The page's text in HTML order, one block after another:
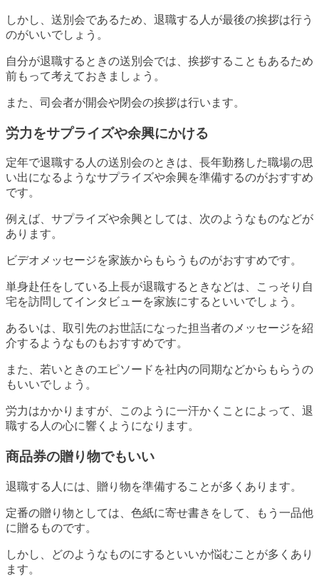
しかし、送別会であるため、退職する人が最後の挨拶は行う
のがいいでしょう。
自分が退職するときの送別会では、挨拶することもあるため
前もって考えておきましょう。
また、司会者が開会や閉会の挨拶は行います。
労力をサプライズや余興にかける
定年で退職する人の送別会のときは、長年勤務した職場の思
い出になるようなサプライズや余興を準備するのがおすすめ
です。
例えば、サプライズや余興としては、次のようなものなどが
あります。
ビデオメッセージを家族からもらうものがおすすめです。
単身赴任をしている上長が退職するときなどは、こっそり自
宅を訪問してインタビューを家族にするといいでしょう。
あるいは、取引先のお世話になった担当者のメッセージを紹
介するようなものもおすすめです。
また、若いときのエピソードを社内の同期などからもらうの
もいいでしょう。
労力はかかりますが、このように一汗かくことによって、退
職する人の心に響くようになります。
商品券の贈り物でもいい
退職する人には、贈り物を準備することが多くあります。
定番の贈り物としては、色紙に寄せ書きをして、もう一品他
に贈るものです。
しかし、どのようなものにするといいか悩むことが多くあり
ます。